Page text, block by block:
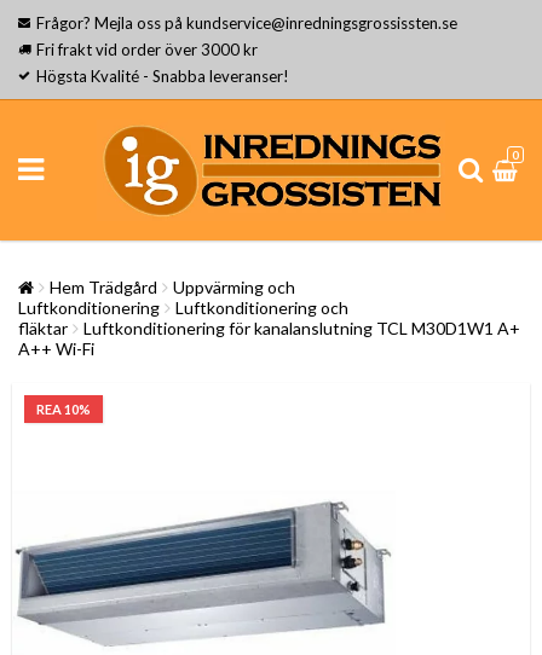
Frågor? Mejla oss på kundservice@inredningsgrossissten.se
Fri frakt vid order över 3000 kr
Högsta Kvalité - Snabba leveranser!
0
Hem Trädgård
Uppvärming och
Luftkonditionering
Luftkonditionering och
fläktar
Luftkonditionering för kanalanslutning TCL M30D1W1 A+
A++ Wi-Fi
REA 10%